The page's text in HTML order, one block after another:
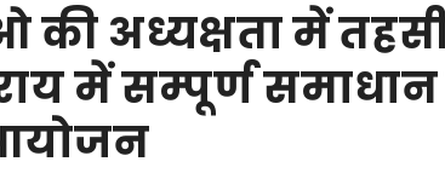
की अध्यक्षता में
में सम्पूर्ण